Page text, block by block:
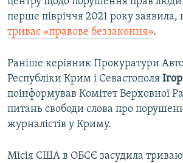
перше півріччя 2021 року заявила,
триває «правове беззаконня».
Раніше керівник Прокуратури
Республіки Крим і Севастополя
поінформував Комітет Верховної
питань свободи слова про
журналістів у Криму.
Місія США в ОБСЄ засудила